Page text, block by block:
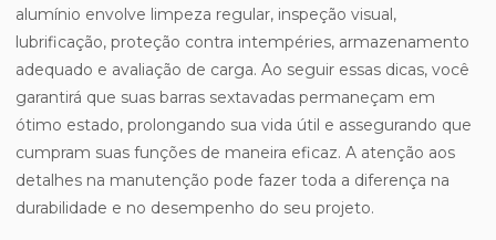
alumínio envolve limpeza regular, inspeção visual,
lubrificação, proteção contra intempéries, armazenamento
adequado e avaliação de carga. Ao seguir essas dicas, você
garantirá que suas barras sextavadas permaneçam em
ótimo estado, prolongando sua vida útil e assegurando que
cumpram suas funções de maneira eficaz. A atenção aos
detalhes na manutenção pode fazer toda a diferença na
durabilidade e no desempenho do seu projeto.